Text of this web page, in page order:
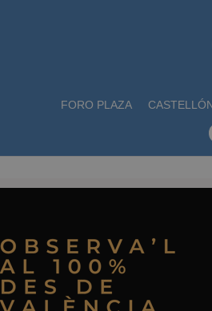
FORO PLAZA